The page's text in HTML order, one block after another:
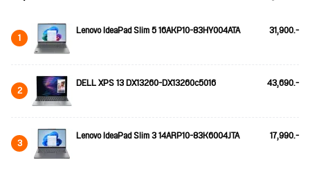
1 Lenovo IdeaPad Slim 5 16AKP10-83HY004ATA 31,900.-
2 DELL XPS 13 DX13260-DX13260c5016 43,690.-
3 Lenovo IdeaPad Slim 3 14ARP10-83K6004JTA 17,990.-